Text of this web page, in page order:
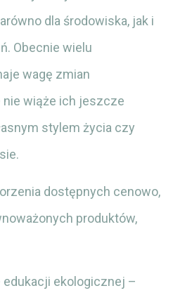
dla środowiska, jak i
Obecnie wielu
wagę zmian
nie wiąże ich jeszcze
stylem życia czy
dostępnych cenowo,
produktów,
ekologicznej –